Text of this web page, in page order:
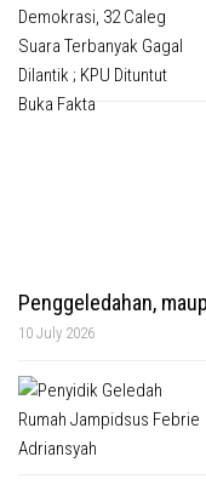
Penggeledahan,
10 July 2026